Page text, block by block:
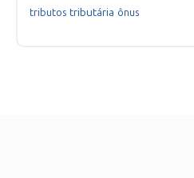
tributos tributária ônus